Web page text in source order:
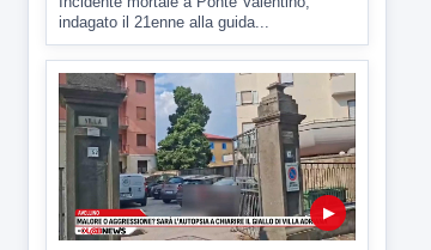
▶
7 AGOSTO 2026 CRONACA
Malore o aggressione? Sarà
l'autopsia a chiarire il giallo di Villa